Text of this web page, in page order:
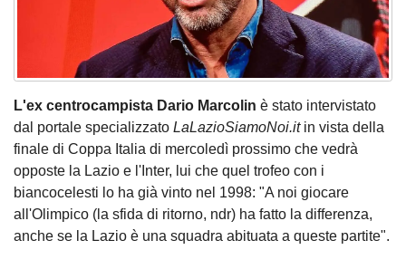
L'ex centrocampista Dario Marcolin è stato intervistato
dal portale specializzato LaLazioSiamoNoi.itin vista della
finale di Coppa Italia di mercoledì prossimo che vedrà
opposte la Lazio e l'Inter, lui che quel trofeo con i
biancocelesti lo ha già vinto nel 1998: "A noi giocare
all'Olimpico (la sfida di ritorno, ndr) ha fatto la differenza,
anche se la Lazio è una squadra abituata a queste partite".